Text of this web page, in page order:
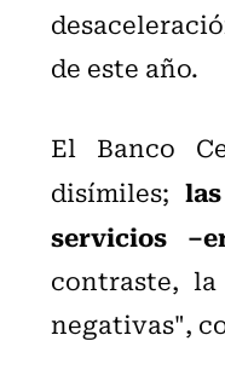
de este año.
El Banco
disímiles;
servicios
contraste,
negativas",